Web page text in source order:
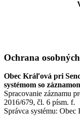
Ochrana
Obec Kráľová pri
systémom so
Spracovanie záznamu
2016/679, čl. 6 písm. f.
Správca systému: